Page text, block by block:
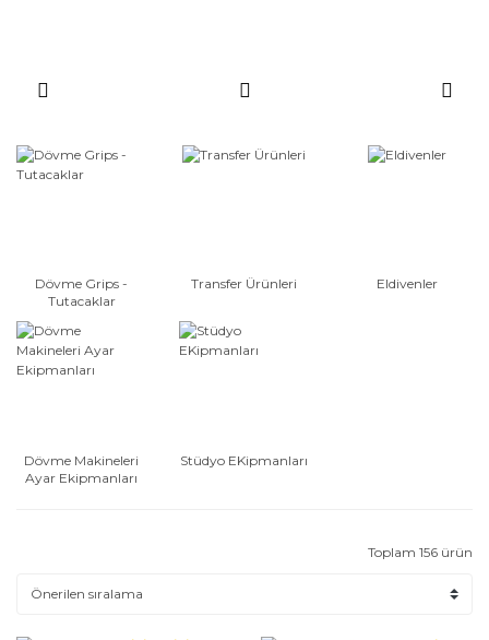
Dövme Grips -
Tutacaklar
Transfer Ürünleri Eldivenler
Dövme Makineleri
Ayar Ekipmanları
Stüdyo EKipmanları
Toplam 156 ürün